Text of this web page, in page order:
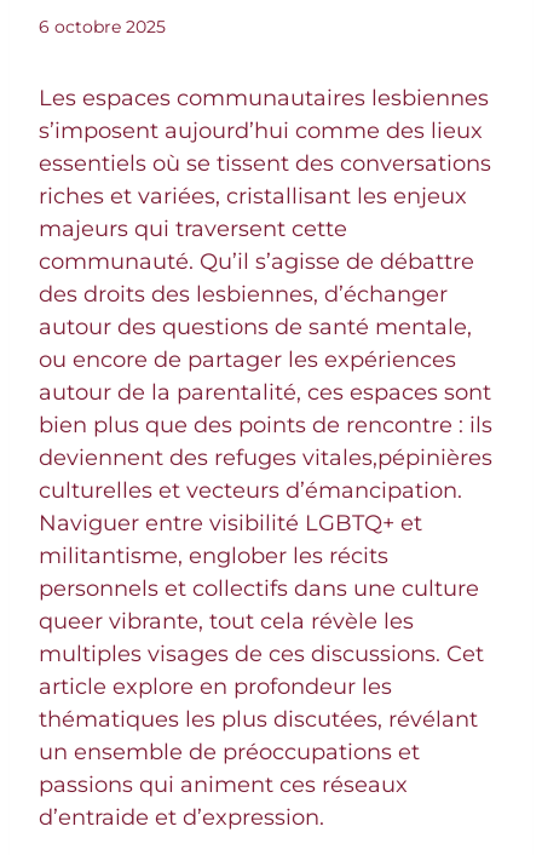
6 octobre 2025
Les espaces communautaires lesbiennes
s’imposent aujourd’hui comme des lieux
essentiels où se tissent des conversations
riches et variées, cristallisant les enjeux
majeurs qui traversent cette
communauté. Qu’il s’agisse de débattre
des droits des lesbiennes, d’échanger
autour des questions de santé mentale,
ou encore de partager les expériences
autour de la parentalité, ces espaces sont
bien plus que des points de rencontre : ils
deviennent des refuges vitales,pépinières
culturelles et vecteurs d’émancipation.
Naviguer entre visibilité LGBTQ+ et
militantisme, englober les récits
personnels et collectifs dans une culture
queer vibrante, tout cela révèle les
multiples visages de ces discussions. Cet
article explore en profondeur les
thématiques les plus discutées, révélant
un ensemble de préoccupations et
passions qui animent ces réseaux
d’entraide et d’expression.